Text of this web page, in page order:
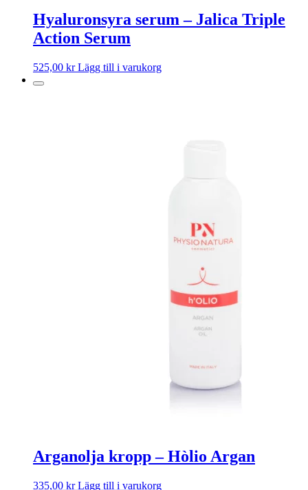
Hyaluronsyra serum – Jalica Triple
Action Serum
525,00 kr Lägg till i varukorg
Arganolja kropp – Hòlio Argan
335,00 kr Lägg till i varukorg